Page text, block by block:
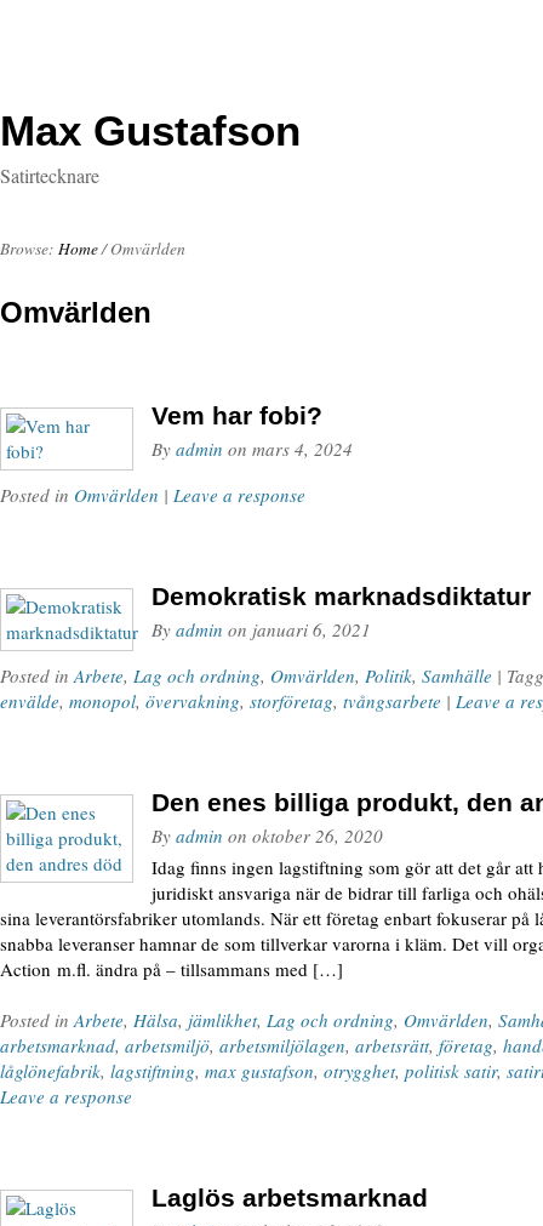
Max Gustafson
Satirtecknare
Browse: Home/Omvärlden
Omvärlden
Vem har fobi?
By admin on mars 4, 2024
Posted in Omvärlden | Leave a response
Demokratisk marknadsdiktatur
By admin on januari 6, 2021
Posted inArbete, Lag och ordning, Omvärlden, Politik, Samhälle |
envälde, monopol, övervakning, storföretag, tvångsarbete | Leave a
Den enes billiga produkt, den
By admin on oktober 26, 2020
Idag finns ingen lagstiftning som gör att det går att
juridiskt ansvariga när de bidrar till farliga och
sina leverantörsfabriker utomlands. När ett företag enbart fokuserar på
snabba leveranser hamnar de som tillverkar varorna i kläm. Det vill
Action m.fl. ändra på – tillsammans med […]
Posted inArbete, Hälsa, jämlikhet, Lag och ordning, Omvärlden,
arbetsmarknad, arbetsmiljö, arbetsmiljölagen, arbetsrätt, företag,
låglönefabrik, lagstiftning, max gustafson, otrygghet, politisk satir,
Leave a response
Laglös arbetsmarknad